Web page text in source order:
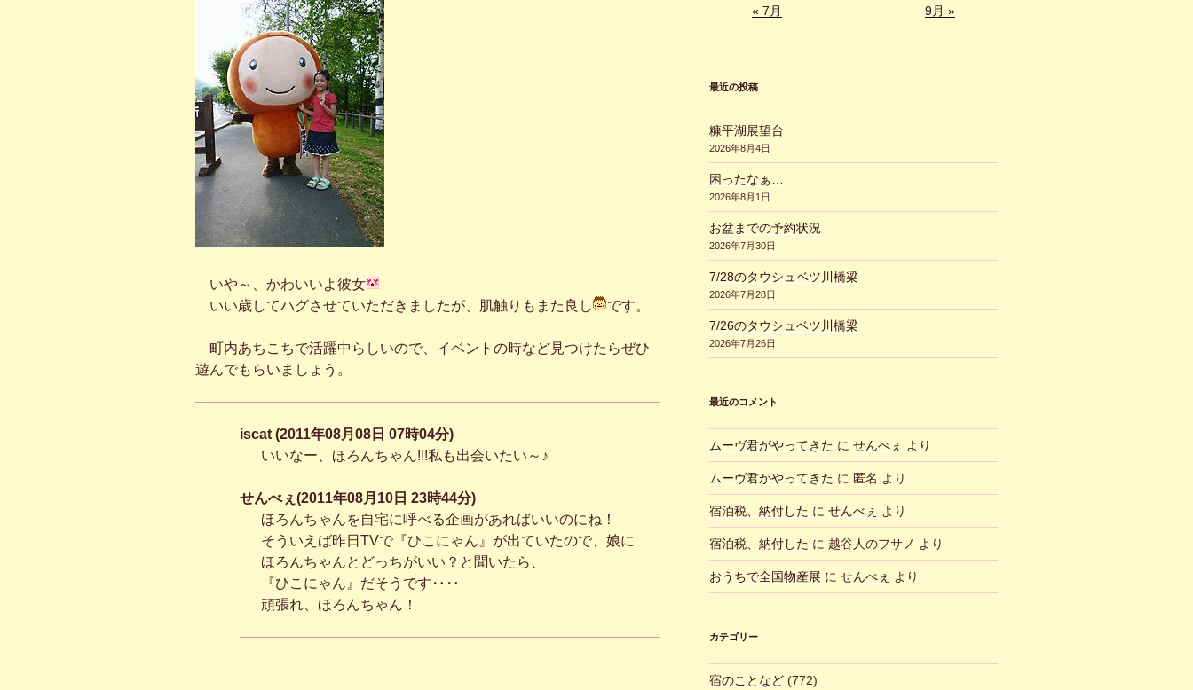
いや～、かわいいよ彼女
いい歳してハグさせていただきましたが、肌触りもまた良し
です。
町内あちこちで活躍中らしいので、イベントの時など見つけたらぜひ
遊んでもらいましょう。
iscat (2011年08月08日 07時04分)
いいなー、ほろんちゃん!!!私も出会いたい～♪
せんべぇ(2011年08月10日 23時44分)
ほろんちゃんを自宅に呼べる企画があればいいのにね！
そういえば昨日TVで『ひこにゃん』が出ていたので、娘に
ほろんちゃんとどっちがいい？と聞いたら、
『ひこにゃん』だそうです‥‥
頑張れ、ほろんちゃん！
« 7月 9月 »
最近の投稿
糠平湖展望台
2026年8月4日
困ったなぁ…
2026年8月1日
お盆までの予約状況
2026年7月30日
7/28のタウシュベツ川橋梁
2026年7月28日
7/26のタウシュベツ川橋梁
2026年7月26日
最近のコメント
ムーヴ君がやってきた に せんべぇ より
ムーヴ君がやってきた に 匿名 より
宿泊税、納付した に せんべぇ より
宿泊税、納付した に 越谷人のフサノ より
おうちで全国物産展 に せんべぇ より
カテゴリー
宿のことなど(772)